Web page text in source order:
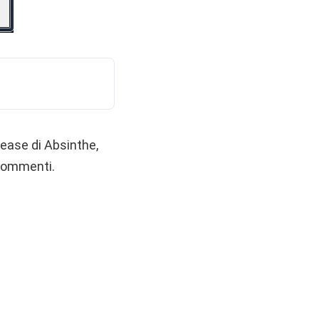
di Absinthe,